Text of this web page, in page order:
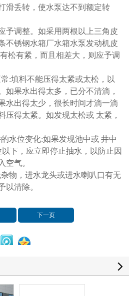
滑丢转，使水泵达不到额定转
予调整。如采用两根以上三角皮
不锈钢水箱厂水箱水泵发动机皮
松有紧，而且相差大，则应予调
:填料不能压得太紧或太松，以
如果水出得太多，已分不清滴，
水出得太少，很长时间才滴一滴
压得太紧。如发现太松或 太紧，
水位变化:如果发现池中或 井中
下，应立即停止抽水，以防止因
空气。
物，进水龙头或进水喇叭口有无
以清除。
下一页